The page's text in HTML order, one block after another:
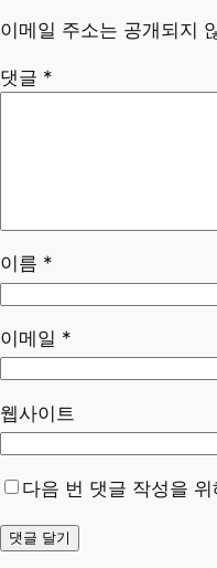
이메일 주소는 공개되지
댓글 *
이름 *
이메일 *
웹사이트
다음 번 댓글 작성을